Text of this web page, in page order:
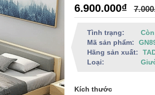
6.900.000₫
Tình trạng:
Mã sản phẩm:
Hãng sản xuất:
Loại:
Kích thước